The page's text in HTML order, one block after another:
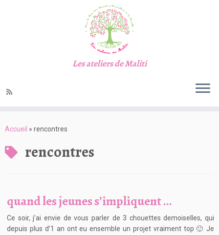
au
Les ateliers de Maliti
Accueil » rencontres
rencontres
quand les jeunes s’impliquent …
Ce soir, j’ai envie de vous parler de 3 chouettes demoiselles, qui
depuis plus d’1 an ont eu ensemble un projet vraiment top 🙂 Je